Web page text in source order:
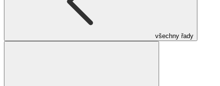
všechny řady